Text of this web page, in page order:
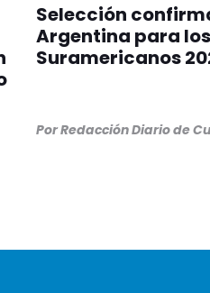
Selección
Argentina para
Suramericanos
PorRedacción Diario de